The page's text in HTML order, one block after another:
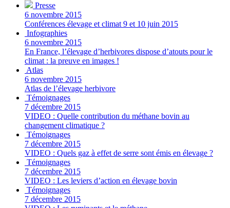
Presse
6 novembre 2015
Conférences élevage et climat 9 et 10 juin 2015
Infographies
6 novembre 2015
En France, l’élevage d’herbivores dispose d’atouts pour le
climat : la preuve en images !
Atlas
6 novembre 2015
Atlas de l’élevage herbivore
Témoignages
7 décembre 2015
VIDEO : Quelle contribution du méthane bovin au
changement climatique ?
Témoignages
7 décembre 2015
VIDEO : Quels gaz à effet de serre sont émis en élevage ?
Témoignages
7 décembre 2015
VIDEO : Les leviers d’action en élevage bovin
Témoignages
7 décembre 2015